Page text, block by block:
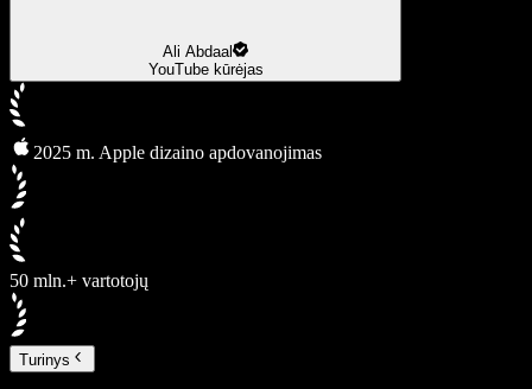
Ali Abdaal
YouTube kūrėjas
2025 m. Apple dizaino apdovanojimas
50 mln.+ vartotojų
Turinys